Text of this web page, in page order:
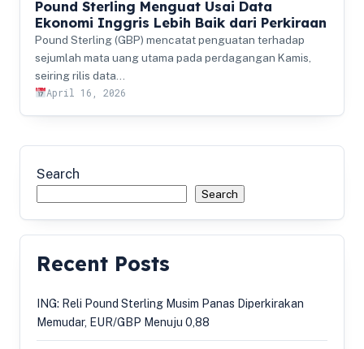
Pound Sterling Menguat Usai Data
Ekonomi Inggris Lebih Baik dari Perkiraan
Pound Sterling (GBP) mencatat penguatan terhadap
sejumlah mata uang utama pada perdagangan Kamis,
seiring rilis data…
April 16, 2026
Search
Search
Recent Posts
ING: Reli Pound Sterling Musim Panas Diperkirakan
Memudar, EUR/GBP Menuju 0,88